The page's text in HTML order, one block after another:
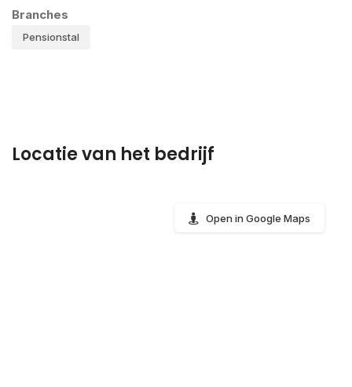
Branches
Pensionstal
Locatie van het bedrijf
Open in Google Maps